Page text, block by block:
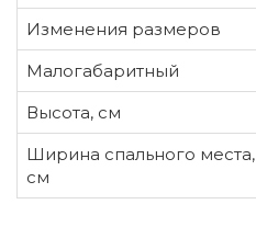
Изменения размеров
Малогабаритный
Высота, см
Ширина спального места,
см